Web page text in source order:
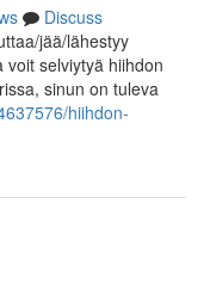
Discuss
jää/lähestyy
selviytyä hiihdon
sinun on tuleva
hiihdon-